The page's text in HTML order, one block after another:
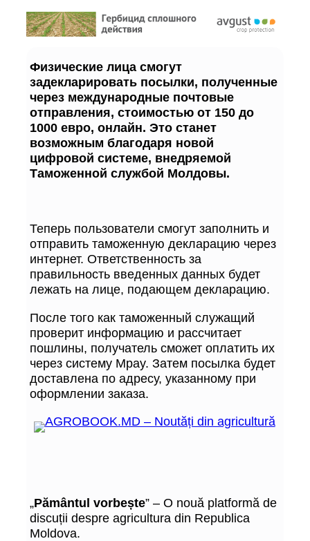
Физические лица смогут
задекларировать посылки, полученные
через международные почтовые
отправления, стоимостью от 150 до
1000 евро, онлайн. Это станет
возможным благодаря новой
цифровой системе, внедряемой
Таможенной службой Молдовы.
Теперь пользователи смогут заполнить и
отправить таможенную декларацию через
интернет. Ответственность за
правильность введенных данных будет
лежать на лице, подающем декларацию.
После того как таможенный служащий
проверит информацию и рассчитает
пошлины, получатель сможет оплатить их
через систему Mpay. Затем посылка будет
доставлена по адресу, указанному при
оформлении заказа.
„Pământul vorbește” – O nouă platformă de
discuții despre agricultura din Republica
Moldova.